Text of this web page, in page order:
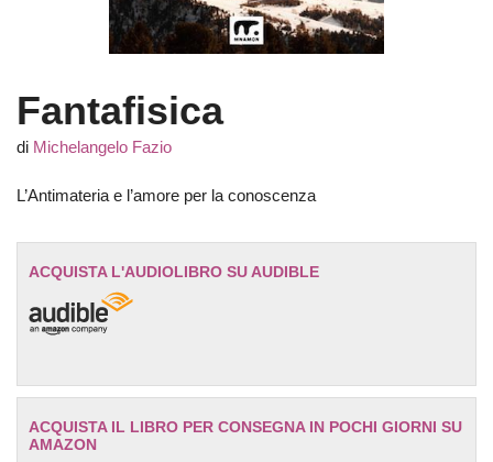
Fantafisica
di Michelangelo Fazio
L’Antimateria e l’amore per la conoscenza
ACQUISTA L'AUDIOLIBRO SU AUDIBLE
ACQUISTA IL LIBRO PER CONSEGNA IN POCHI GIORNI SU
AMAZON